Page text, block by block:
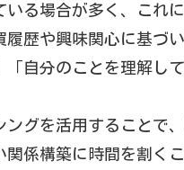
いる場合が多く、これ
履歴や興味関心に基づ
「自分のことを理解し
ングを活用することで
関係構築に時間を割く